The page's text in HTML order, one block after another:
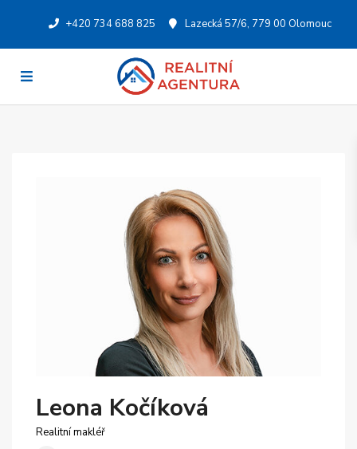
+420 734 688 825 Lazecká 57/6, 779 00 Olomouc
Leona Kočíková
Realitní makléř